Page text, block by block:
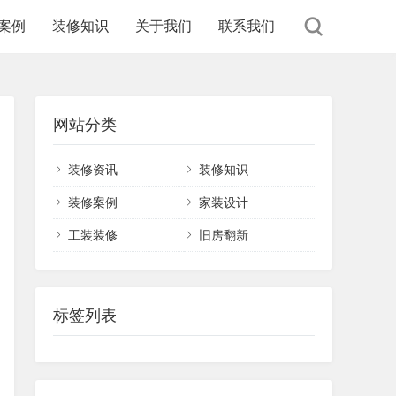
例 装修知识 关于我们 联系我们
网站分类
装修资讯 装修知识
装修案例 家装设计
工装装修 旧房翻新
标签列表